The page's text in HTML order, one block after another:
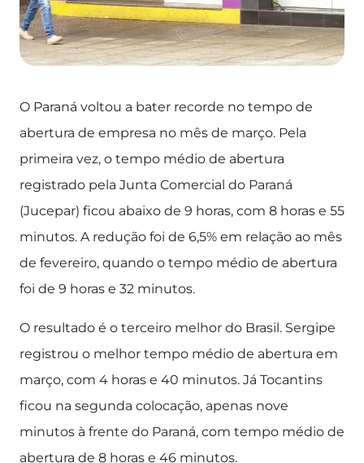
O Paraná voltou a bater recorde no tempo de
abertura de empresa no mês de março. Pela
primeira vez, o tempo médio de abertura
registrado pela Junta Comercial do Paraná
(Jucepar) ficou abaixo de 9 horas, com 8 horas e 55
minutos. A redução foi de 6,5% em relação ao mês
de fevereiro, quando o tempo médio de abertura
foi de 9 horas e 32 minutos.
O resultado é o terceiro melhor do Brasil. Sergipe
registrou o melhor tempo médio de abertura em
março, com 4 horas e 40 minutos. Já Tocantins
ficou na segunda colocação, apenas nove
minutos à frente do Paraná, com tempo médio de
abertura de 8 horas e 46 minutos.